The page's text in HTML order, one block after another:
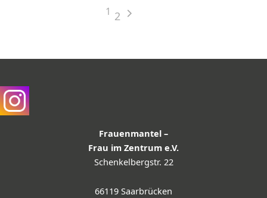
1 2
Frauenmantel –
Frau im Zentrum e.V.
Schenkelbergstr. 22
66119 Saarbrücken